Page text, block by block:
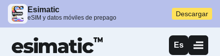
Esimatic
eSIM y datos móviles de prepago Descargar
Es